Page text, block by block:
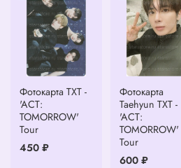
Фотокарта TXT -
'ACT:
TOMORROW'
Tour
450 ₽
Фотокарта
Taehyun TXT -
'ACT:
TOMORROW'
Tour
600 ₽